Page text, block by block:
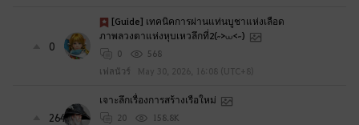
0
[Guide] เทคนิคการผ่านแท่นบูชาแห่งเลือด
ภาพลวงตาแห่งหุบเหวลึกที่2(˶>⩊<˶)
0
568
เฟลนัวร์
May 30, 2026, 16:08 (UTC+8)
264
เจาะลึกเรื่องการสร้างเรือใหม่
20
158.8K